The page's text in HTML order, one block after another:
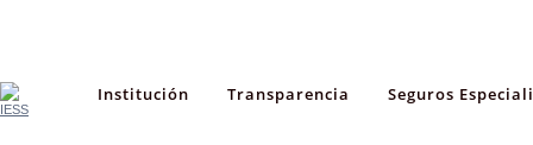
Institución Transparencia Seguros